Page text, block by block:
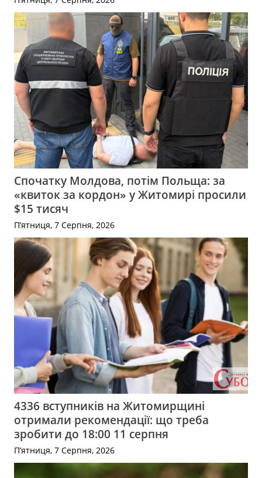
Спочатку Молдова, потім Польща: за
«квиток за кордон» у Житомирі просили
$15 тисяч
П’ятниця, 7 Серпня, 2026
4336 вступників на Житомирщині
отримали рекомендації: що треба
зробити до 18:00 11 серпня
П’ятниця, 7 Серпня, 2026